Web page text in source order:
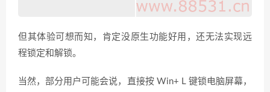
但其体验可想而知，肯定没原生功能好用，还无法实现远
程锁定和解锁。
当然，部分用户可能会说，直接按 Win+ L 键锁电脑屏幕，